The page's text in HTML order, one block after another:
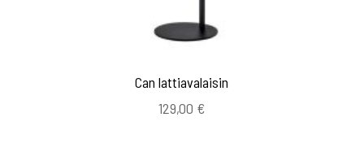
Can lattiavalaisin
129,00 €